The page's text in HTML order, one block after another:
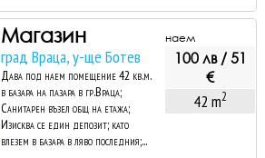
Магазин
град Враца, у-ще Ботев
Дава под наем помещение 42 кв.м.
в базара на пазара в гр.Враца;
Санитарен възел общ на етажа;
Изисква се един депозит; като
влезем в базара в ляво последния;...
наем
100 лв / 51
€
42 m2